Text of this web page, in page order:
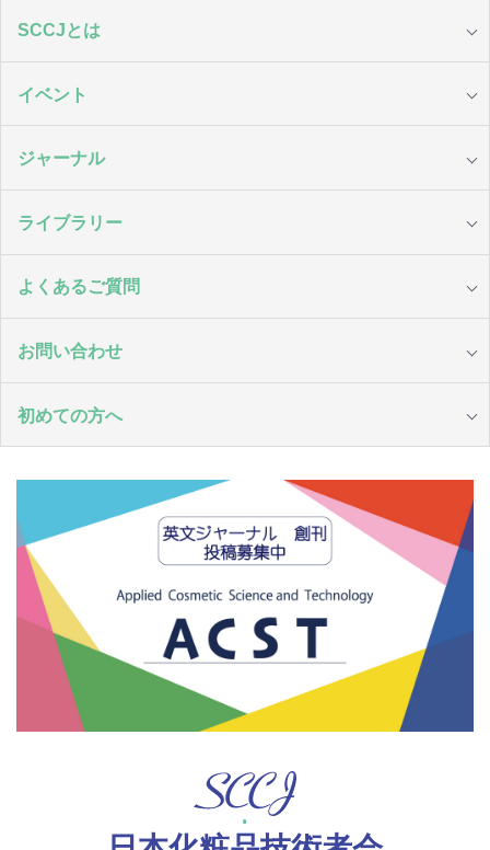
SCCJとは
イベント
ジャーナル
ライブラリー
よくあるご質問
お問い合わせ
初めての方へ